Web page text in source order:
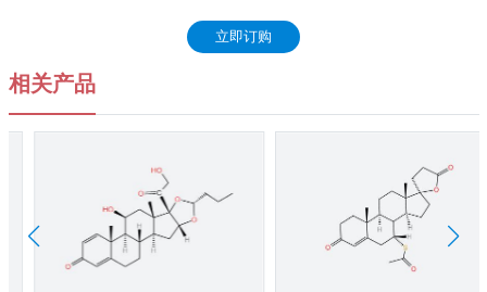
立即订购
相关产品